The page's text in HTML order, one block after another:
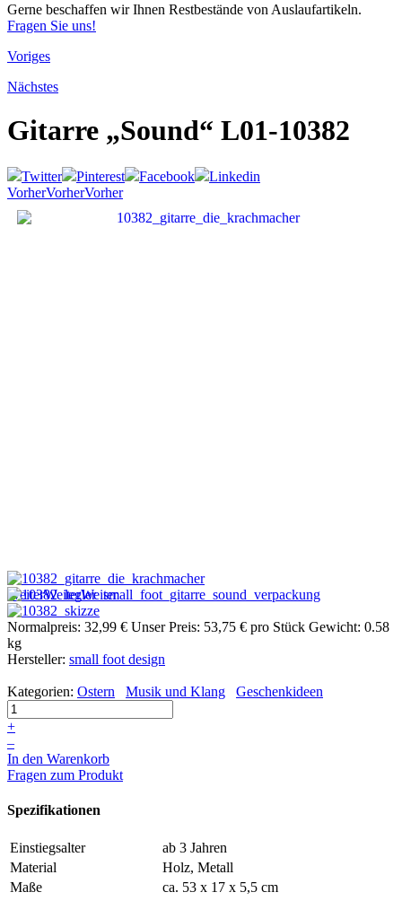
Gerne beschaffen wir Ihnen Restbestände von Auslaufartikeln.
Fragen Sie uns!
Voriges
Nächstes
Gitarre „Sound“ L01-10382
Twitter Pinterest Facebook
Linkedin
VorherVorherVorher
WeiterWeiterWeiter
Normalpreis: 32,99 € Unser Preis: 53,75 € pro Stück Gewicht: 0.58
kg
Hersteller: small foot design
Kategorien: Ostern Musik und Klang Geschenkideen
+
–
In den Warenkorb
Fragen zum Produkt
Spezifikationen
Einstiegsalter
ab 3 Jahren
Material
Holz, Metall
Maße
ca. 53 x 17 x 5,5 cm